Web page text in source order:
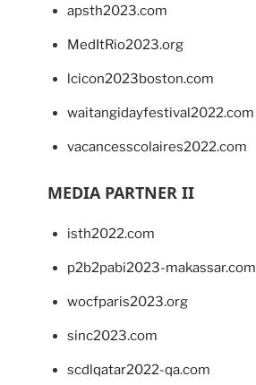
apsth2023.com
MedItRio2023.org
lcicon2023boston.com
waitangidayfestival2022.com
vacancesscolaires2022.com
MEDIA PARTNER II
isth2022.com
p2b2pabi2023-makassar.com
wocfparis2023.org
sinc2023.com
scdlqatar2022-qa.com